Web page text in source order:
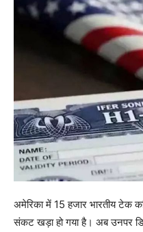
अमेरिका में 15 हजार भारतीय टेक
संकट खड़ा हो गया है। अब उनपर